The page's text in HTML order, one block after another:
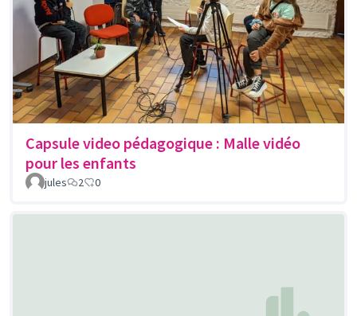
Capsule video pédagogique : Malle vidéo
pour les enfants
jules 2 0